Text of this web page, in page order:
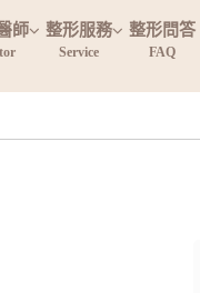
師 整形服務
Service
整形問答
FAQ